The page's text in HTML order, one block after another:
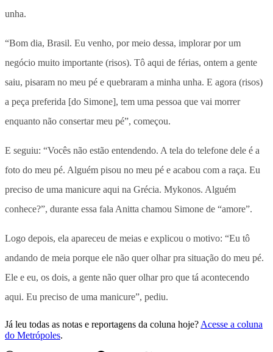
unha.
“Bom dia, Brasil. Eu venho, por meio dessa, implorar por um
negócio muito importante (risos). Tô aqui de férias, ontem a gente
saiu, pisaram no meu pé e quebraram a minha unha. E agora (risos)
a peça preferida [do Simone], tem uma pessoa que vai morrer
enquanto não consertar meu pé”, começou.
E seguiu: “Vocês não estão entendendo. A tela do telefone dele é a
foto do meu pé. Alguém pisou no meu pé e acabou com a raça. Eu
preciso de uma manicure aqui na Grécia. Mykonos. Alguém
conhece?”, durante essa fala Anitta chamou Simone de “amore”.
Logo depois, ela apareceu de meias e explicou o motivo: “Eu tô
andando de meia porque ele não quer olhar pra situação do meu pé.
Ele e eu, os dois, a gente não quer olhar pro que tá acontecendo
aqui. Eu preciso de uma manicure”, pediu.
Já leu todas as notas e reportagens da coluna hoje? Acesse a coluna
do Metrópoles.